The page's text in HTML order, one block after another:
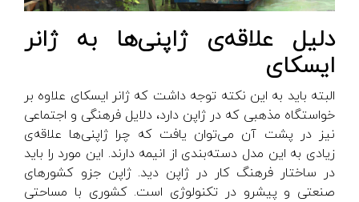
دلیل علاقه‌ی ژاپنی‌ها به ژانر
ایسکای
البته باید به این نکته توجه داشت که ژانر ایسکای علاوه بر
خواستگاه مذهبی که در ژاپن دارد، دلایل فرهنگی و اجتماعی
نیز در پشت آن می‌توان یافت که چرا ژاپنی‌ها علاقه‌ی
زیادی به این مدل دسته‌بندی از انیمه دارند. این مورد را باید
در ساختار فرهنگ کار در ژاپن دید. ژاپن جزو کشورهای
صنعتی و پیشرو در تکنولوژی است. کشوری با مساحتی